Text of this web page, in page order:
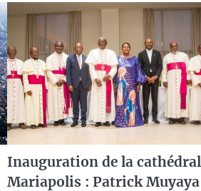
Inauguration de la
Mariapolis : Patrick